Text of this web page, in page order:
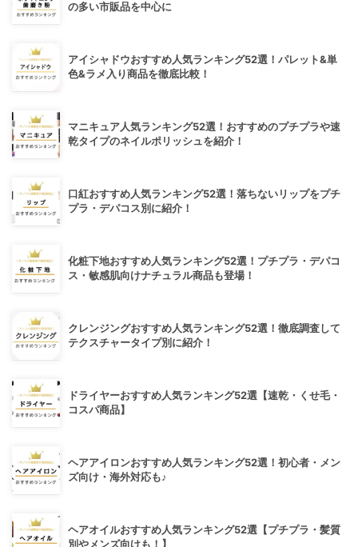
の多い市販品を中心に
アイシャドウおすすめ人気ランキング52選！パレット&単
色&ラメ入り商品を徹底比較！
マニキュア人気ランキング52選！おすすめのプチプラや速
乾タイプのネイルポリッシュを紹介！
口紅おすすめ人気ランキング52選！落ちないリップをプチ
プラ・デパコス別に紹介！
化粧下地おすすめ人気ランキング52選！プチプラ・デパコ
ス・敏感肌向けナチュラル商品も登場！
クレンジングおすすめ人気ランキング52選！徹底調査して
テクスチャータイプ別に紹介！
ドライヤーおすすめ人気ランキング52選【速乾・くせ毛・
コスパ商品】
ヘアアイロンおすすめ人気ランキング52選！初心者・メン
ズ向け・海外対応も♪
ヘアオイルおすすめ人気ランキング52選【プチプラ・髪質
別やメンズ向けも！】